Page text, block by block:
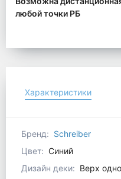
любой точки РБ
Характеристики
Бренд: Schreiber
Цвет: Синий
Дизайн деки: Верх